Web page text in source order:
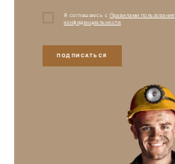
Я соглашаюсь с Правилами пользования
конфиденциальности
ПОДПИСАТЬСЯ